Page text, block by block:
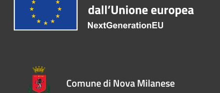
Comune di Nova Milanese